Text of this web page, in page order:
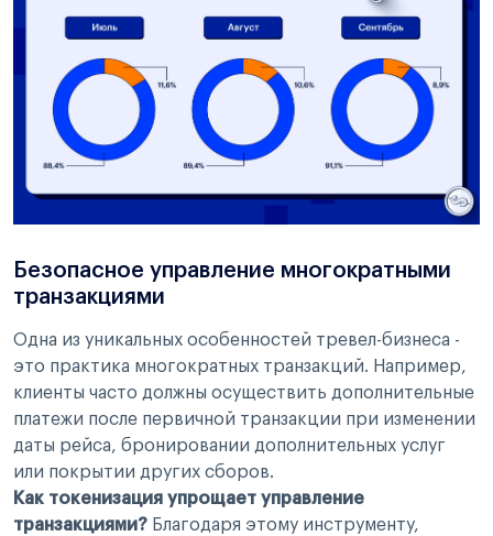
Безопасное управление многократными
транзакциями
Одна из уникальных особенностей тревел-бизнеса -
это практика многократных транзакций. Например,
клиенты часто должны осуществить дополнительные
платежи после первичной транзакции при изменении
даты рейса, бронировании дополнительных услуг
или покрытии других сборов.
Как токенизация упрощает управление
транзакциями? Благодаря этому инструменту,